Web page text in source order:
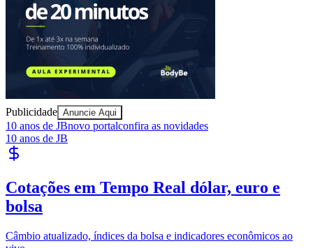
Publicidade Anuncie Aqui
10 anos de JBnovo portalconfira as novidades
10 anos de JB
Publique Vagas encontre talentos
Publique vagas e encontre os melhores profissionais da região.
04/04Publicar